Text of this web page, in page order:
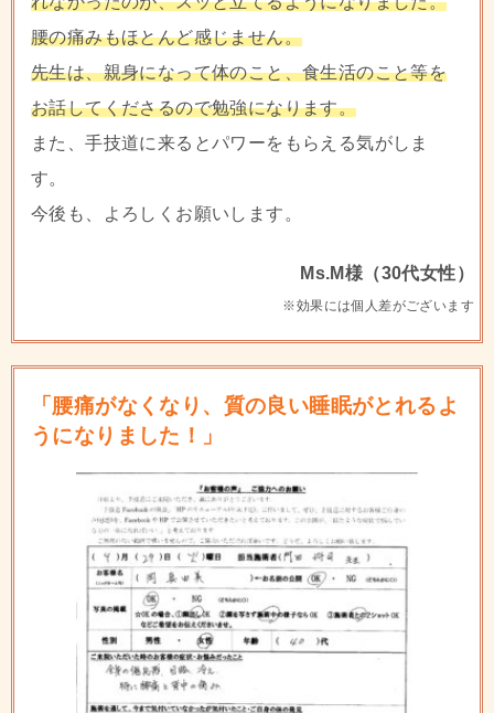
腰の痛みもほとんど感じません。
先生は、親身になって体のこと、食生活のこと等を
お話してくださるので勉強になります。
また、手技道に来るとパワーをもらえる気がしま
す。
今後も、よろしくお願いします。
Ms.M様（30代女性）
※効果には個人差がございます
「腰痛がなくなり、質の良い睡眠がとれるよ
うになりました！」